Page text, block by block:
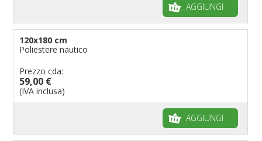
AGGIUNGI
120x180 cm
Poliestere nautico
Prezzo cda:
59,00 €
(IVA inclusa)
AGGIUNGI